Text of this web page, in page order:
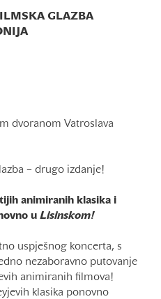
GLAZBA
dvoranom Vatroslava
– drugo izdanje!
animiranih klasika i
u Lisinskom!
uspješnog koncerta, s
nezaboravno putovanje
animiranih filmova!
klasika ponovno